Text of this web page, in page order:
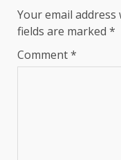
Your email
fields are marked *
Comment*